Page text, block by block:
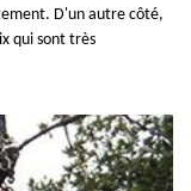
D'un autre côté,
qui sont très